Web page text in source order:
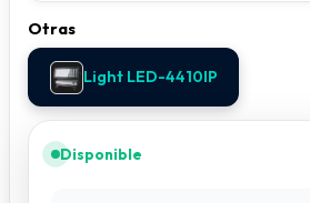
Dimensiones del producto
450 × 256 × 400 mm
Protección IP
Otras
Light LED-4410IP
Disponible